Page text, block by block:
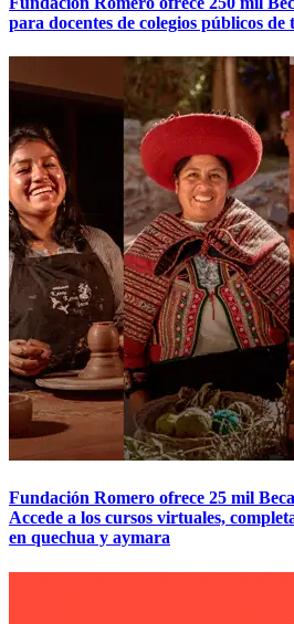
para docentes de colegios públicos de
Fundación Romero ofrece 25 mil
Accede a los cursos virtuales,
en quechua y aymara